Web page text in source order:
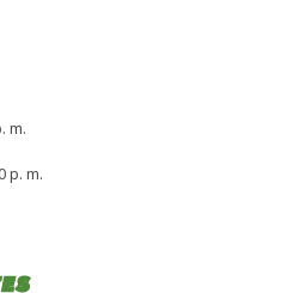
m.
p. m.